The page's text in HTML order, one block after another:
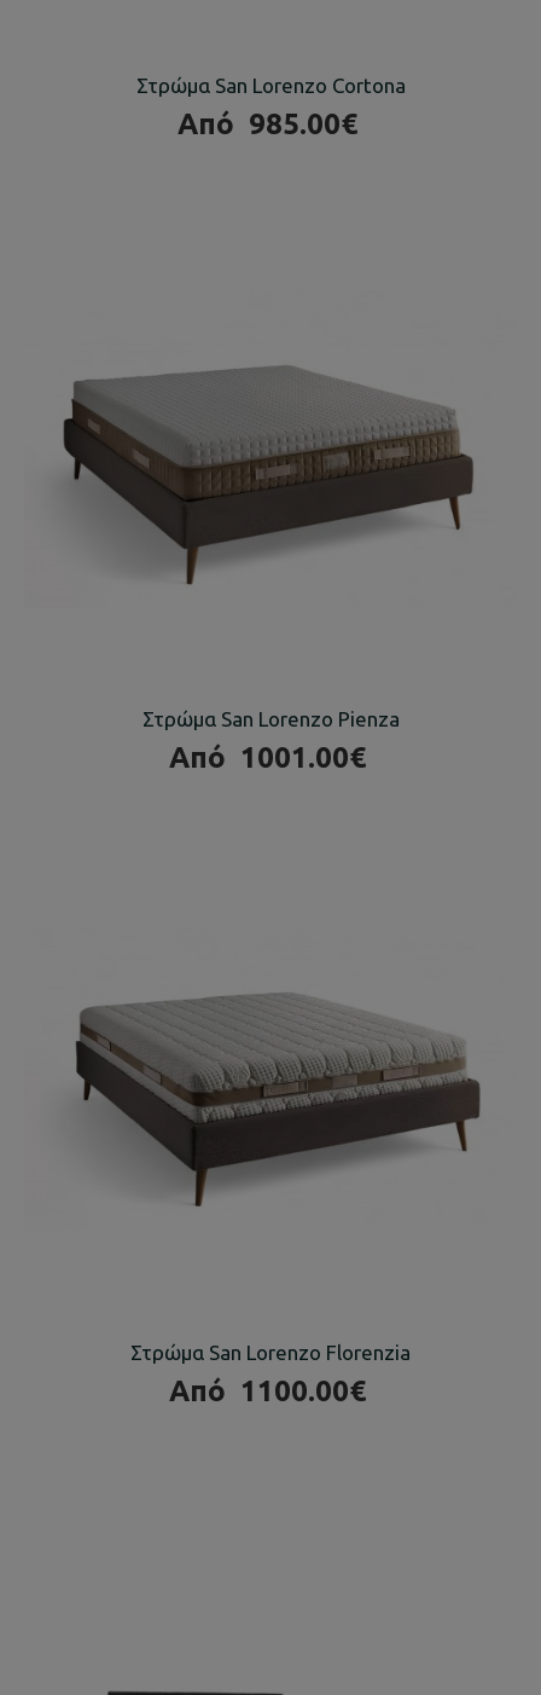
Στρώμα San Lorenzo Cortona
Από 985.00€
Στρώμα San Lorenzo Pienza
Από 1001.00€
Στρώμα San Lorenzo Florenzia
Από 1100.00€